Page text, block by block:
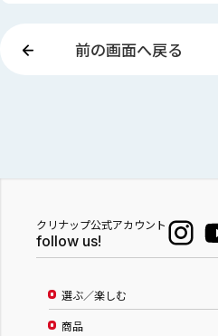
前の画面へ戻る
クリナップ公式アカウント
follow us!
選ぶ／楽しむ
商品